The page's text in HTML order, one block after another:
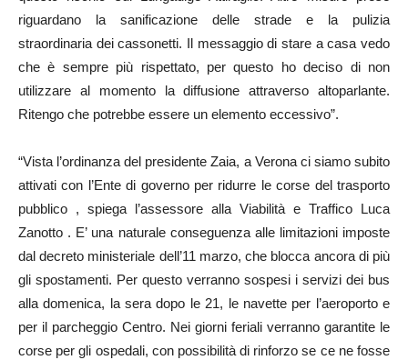
riguardano la sanificazione delle strade e la pulizia
straordinaria dei cassonetti. Il messaggio di stare a casa vedo
che è sempre più rispettato, per questo ho deciso di non
utilizzare al momento la diffusione attraverso altoparlante.
Ritengo che potrebbe essere un elemento eccessivo”.
“Vista l’ordinanza del presidente Zaia, a Verona ci siamo subito
attivati con l’Ente di governo per ridurre le corse del trasporto
pubblico , spiega l’assessore alla Viabilità e Traffico Luca
Zanotto . E’ una naturale conseguenza alle limitazioni imposte
dal decreto ministeriale dell’11 marzo, che blocca ancora di più
gli spostamenti. Per questo verranno sospesi i servizi dei bus
alla domenica, la sera dopo le 21, le navette per l’aeroporto e
per il parcheggio Centro. Nei giorni feriali verranno garantite le
corse per gli ospedali, con possibilità di rinforzo se ce ne fosse